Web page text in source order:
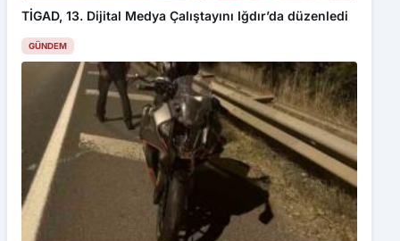
TİGAD, 13. Dijital Medya Çalıştayını Iğdır’da düzenledi
GÜNDEM